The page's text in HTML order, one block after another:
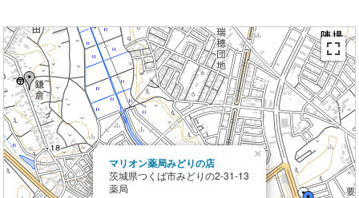
マリオン薬局みどりの店
茨城県つくば市みどりの2-31-13
薬局
×